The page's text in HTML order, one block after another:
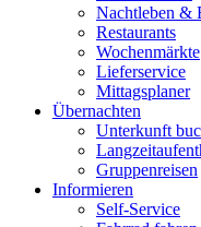
Nachtleben &
Restaurants
Wochenmärkte
Lieferservice
Mittagsplaner
Übernachten
Unterkunft
Gruppenreisen
Informieren
Self-Service